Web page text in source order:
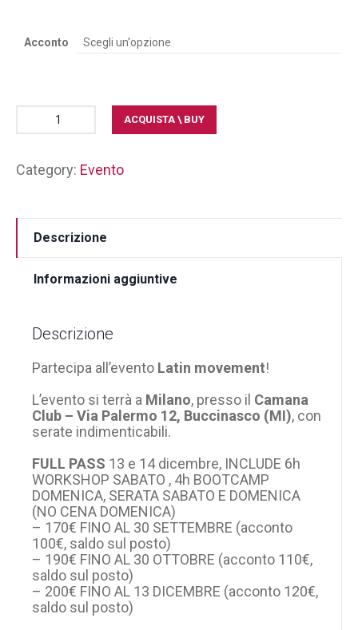
Acconto
ACQUISTA \ BUY
Category: Evento
Descrizione
Informazioni aggiuntive
Descrizione
Partecipa all’evento Latin movement!
L’evento si terrà a Milano, presso il Camana
Club – Via Palermo 12, Buccinasco (MI), con
serate indimenticabili.
FULL PASS 13 e 14 dicembre, INCLUDE 6h
WORKSHOP SABATO , 4h BOOTCAMP
DOMENICA, SERATA SABATO E DOMENICA
(NO CENA DOMENICA)
– 170€ FINO AL 30 SETTEMBRE (acconto
100€, saldo sul posto)
– 190€ FINO AL 30 OTTOBRE (acconto 110€,
saldo sul posto)
– 200€ FINO AL 13 DICEMBRE (acconto 120€,
saldo sul posto)